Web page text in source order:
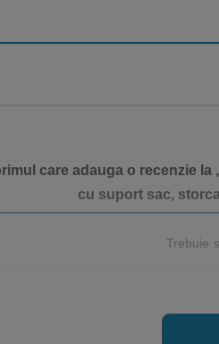
care adauga o recenzie
cu suport sac,
Trebuie